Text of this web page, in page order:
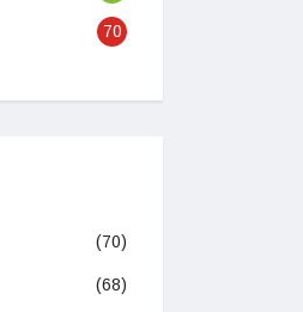
70
(70)
(68)